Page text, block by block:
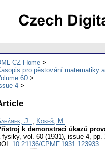
CZ Home
pro pěstování matematiky
60
4
J. ; Kokeš, M.
k demonstraci úkazů
fysiky, vol. 60 (1931), issue 4, pp.
10.21136/CPMF.1931.123933